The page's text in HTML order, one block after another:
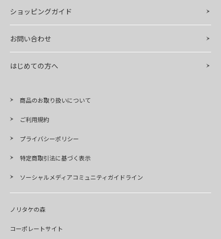
ショッピングガイド
お問い合わせ
はじめての方へ
商品のお取り扱いについて
ご利用規約
プライバシーポリシー
特定商取引法に基づく表示
ソーシャルメディアコミュニティガイドライン
ノリタケの森
コーポレートサイト